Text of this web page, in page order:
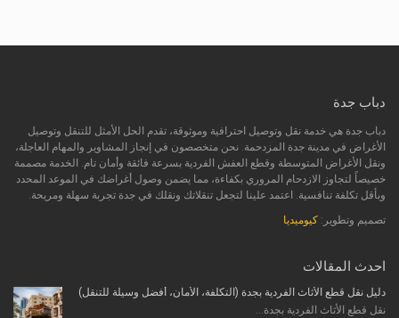
دباب جدة
دباب جدة هي خدمة نقل وتوصيل احترافية وموثوقة، تقدم الحل الأمثل للتنقل وتوصيل
الأغراض في مدينة جدة المزدحمة. نحن متخصصون في إنجاز المشاوير والمهام العاجلة،
ونقل الأغراض المتوسطة وقطع العفش الفردية بسرعة فائقة وأمان تام. الخدمة مصممة
خصيصاً لتجاوز الازدحام المروري بكفاءة، مما يضمن وصول أغراضك في الموعد المحدد
وبأقل تكلفة تنافسية. اعتمد علينا لتجعل تنقلاتك ونقلك في جدة تجربة سهلة ومريحة.
تصميم وتطوير: كيوميديا
احدث المقالات
دليل نقل قطع الأثاث الفردية بجدة (التكلفة، الأمان، أفضل وسيلة للتنقل)
نقل قطع الأثاث الفردية بجدة...